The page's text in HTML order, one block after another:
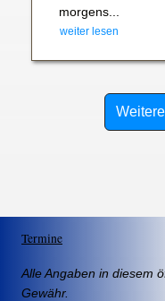
morgens...
weiter lesen
Termine
Alle Angaben in diesem
Gewähr.